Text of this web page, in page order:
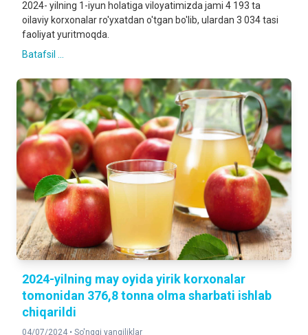
2024- yilning 1-iyun holatiga viloyatimizda jami 4 193 ta
oilaviy korxonalar ro'yxatdan o'tgan bo'lib, ulardan 3 034 tasi
faoliyat yuritmoqda.
Batafsil ...
2024-yilning may oyida yirik korxonalar
tomonidan 376,8 tonna olma sharbati ishlab
chiqarildi
04/07/2024 • So'nggi yangiliklar